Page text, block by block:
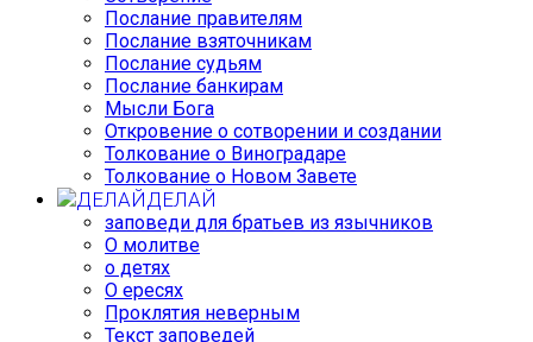
Послание правителям
Послание взяточникам
Послание судьям
Послание банкирам
Мысли Бога
Откровение о сотворении и создании
Толкование о Виноградаре
Толкование о Новом Завете
ДЕЛАЙ
заповеди для братьев из язычников
О молитве
о детях
О ересях
Проклятия неверным
Текст заповедей